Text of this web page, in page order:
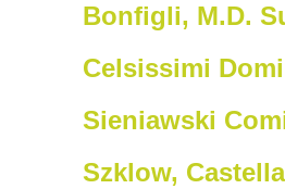
Bonfigli, M.D.
Celsissimi
Sieniawski
Szklow,